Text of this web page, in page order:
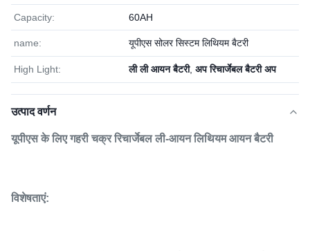
Capacity: 60AH
name: यूपीएस सोलर सिस्टम लिथियम बैटरी
High Light: ली ली आयन बैटरी, अप रिचार्जेबल बैटरी अप
उत्पाद वर्णन
यूपीएस के लिए गहरी चक्र रिचार्जेबल ली-आयन लिथियम आयन बैटरी
विशेषताएं: